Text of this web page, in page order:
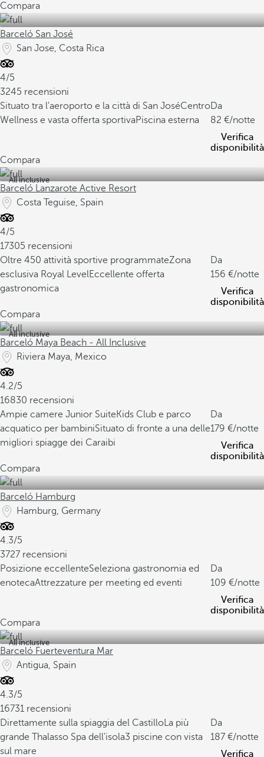
Compara
Barceló San José
San Jose, Costa Rica
4/5
3245 recensioni
Situato tra l'aeroporto e la città di San JoséCentro
Wellness e vasta offerta sportivaPiscina esterna
Da
82
/notte
Verifica
disponibilità
Compara
All inclusive
Barceló Lanzarote Active Resort
Costa Teguise, Spain
4/5
17305 recensioni
Oltre 450 attività sportive programmateZona
esclusiva Royal LevelEccellente offerta
gastronomica
Da
156
/notte
Verifica
disponibilità
Compara
All inclusive
Barceló Maya Beach - All Inclusive
Riviera Maya, Mexico
4.2/5
16830 recensioni
Ampie camere Junior SuiteKids Club e parco
acquatico per bambiniSituato di fronte a una delle
migliori spiagge dei Caraibi
Da
179
/notte
Verifica
disponibilità
Compara
Barceló Hamburg
Hamburg, Germany
4.3/5
3727 recensioni
Posizione eccellenteSeleziona gastronomia ed
enotecaAttrezzature per meeting ed eventi
Da
109
/notte
Verifica
disponibilità
Compara
All inclusive
Barceló Fuerteventura Mar
Antigua, Spain
4.3/5
16731 recensioni
Direttamente sulla spiaggia del CastilloLa più
grande Thalasso Spa dell'isola3 piscine con vista
sul mare
Da
187
/notte
Verifica